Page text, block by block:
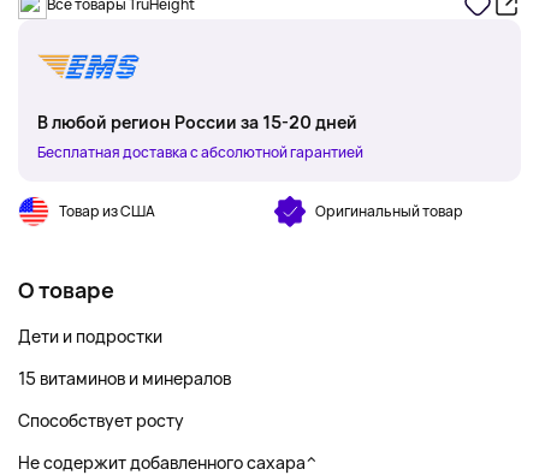
Все товары TruHeight
В любой регион России за 15-20 дней
Бесплатная доставка с абсолютной гарантией
Товар из США Оригинальный товар
О товаре
Дети и подростки
15 витаминов и минералов
Способствует росту
Не содержит добавленного сахара^